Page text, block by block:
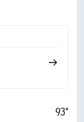
68° F
3%
93°